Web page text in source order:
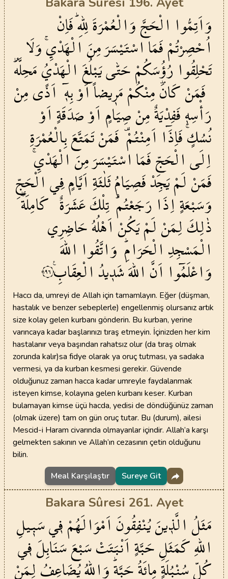
وَاَتِمُّوا الْحَجَّوَالْعُمْرَةَلِلّٰهِۜفَاِنْ
اُحْصِرْتُمْفَمَااسْتَيْسَرَمِنَالْهَدْيِۚوَلَا
تَحْلِقُوا رُؤُ۫سَكُمْحَتّٰىيَبْلُغَ الْهَدْيُمَحِلَّهُۜ
فَمَنْكَانَمِنْكُمْمَر۪يضاًاَوْبِه۪ٓ اَذًىمِنْ
رَأْسِه۪فَفِدْيَةٌمِنْصِيَامٍ اَوْصَدَقَةٍاَوْ
نُسُكٍۚفَاِذَٓا اَمِنْتُمْ۠ فَمَنْتَمَتَّعَبِالْعُمْرَةِ
اِلَىالْحَجِّفَمَااسْتَيْسَرَمِنَالْهَدْيِۚ
فَمَنْلَمْيَجِدْفَصِيَامُثَلٰثَةِاَيَّامٍفِيالْحَجِّ
وَسَبْعَةٍاِذَا رَجَعْتُمْۜتِلْكَعَشَرَةٌ كَامِلَةٌۜ
ذٰلِكَلِمَنْلَمْيَكُنْاَهْلُهُحَاضِرِي
الْمَسْجِدِ الْحَرَامِۜ وَاتَّقُوا اللّٰهَ
وَاعْلَمُٓوا اَنَّ اللّٰهَشَد۪يدُ الْعِقَابِ۟١٩٦
Haccı da, umreyi de Allah için tamamlayın. Eğer (düşman,
hastalık ve benzer sebeplerle) engellenmiş olursanız artık
size kolay gelen kurbanı gönderin. Bu kurban, yerine
varıncaya kadar başlarınızı tıraş etmeyin. İçinizden her kim
hastalanır veya başından rahatsız olur (da tıraş olmak
zorunda kalır)sa fidye olarak ya oruç tutması, ya sadaka
vermesi, ya da kurban kesmesi gerekir. Güvende
olduğunuz zaman hacca kadar umreyle faydalanmak
isteyen kimse, kolayına gelen kurbanı keser. Kurban
bulamayan kimse üçü hacda, yedisi de döndüğünüz zaman
(olmak üzere) tam on gün oruç tutar. Bu (durum), ailesi
Mescid-i Haram civarında olmayanlar içindir. Allah’a karşı
gelmekten sakının ve Allah’ın cezasının çetin olduğunu
bilin.
Meal Karşılaştır
Sureye Git
Bakara Sûresi 261. Ayet
مَثَلُ الَّذ۪ينَيُنْفِقُونَ اَمْوَالَهُمْف۪يسَب۪يلِ
اللّٰهِكَمَثَلِحَبَّةٍاَنْبَتَتْسَبْعَسَنَابِلَف۪ي
كُلِّسُنْبُلَةٍمِائَةُحَبَّةٍۜوَاللّٰهُيُضَاعِفُلِمَنْ